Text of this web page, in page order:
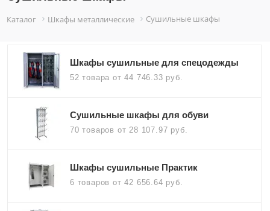
Каталог Шкафы металлические Сушильные шкафы
Шкафы сушильные для спецодежды
52 товара от 44 746.33 руб.
Сушильные шкафы для обуви
70 товаров от 28 107.97 руб.
Шкафы сушильные Практик
6 товаров от 42 656.64 руб.